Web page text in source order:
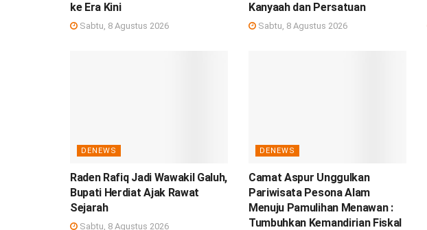
ke Era Kini
Sabtu, 8 Agustus 2026
Kanyaah dan Persatuan
Sabtu, 8 Agustus 2026
DENEWS
Raden Rafiq Jadi Wawakil Galuh,
Bupati Herdiat Ajak Rawat
Sejarah
Sabtu, 8 Agustus 2026
DENEWS
Camat Aspur Unggulkan
Pariwisata Pesona Alam
Menuju Pamulihan Menawan :
Tumbuhkan Kemandirian Fiskal